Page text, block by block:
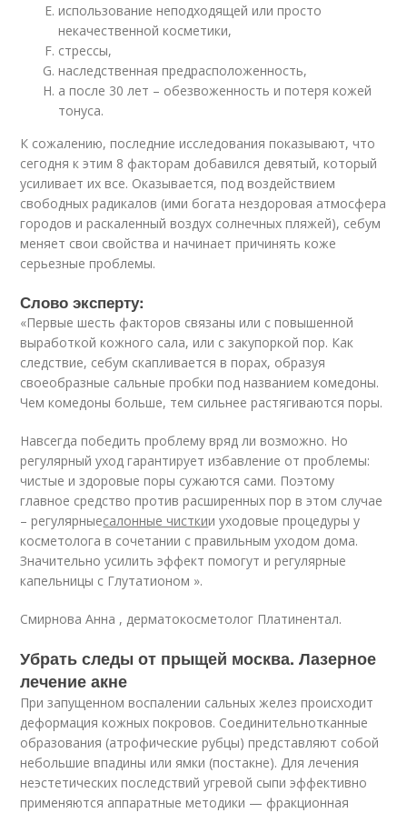
использование неподходящей или просто
некачественной косметики,
стрессы,
наследственная предрасположенность,
а после 30 лет – обезвоженность и потеря кожей
тонуса.
К сожалению, последние исследования показывают, что
сегодня к этим 8 факторам добавился девятый, который
усиливает их все. Оказывается, под воздействием
свободных радикалов (ими богата нездоровая атмосфера
городов и раскаленный воздух солнечных пляжей), себум
меняет свои свойства и начинает причинять коже
серьезные проблемы.
Слово эксперту:
«Первые шесть факторов связаны или с повышенной
выработкой кожного сала, или с закупоркой пор. Как
следствие, себум скапливается в порах, образуя
своеобразные сальные пробки под названием комедоны.
Чем комедоны больше, тем сильнее растягиваются поры.
Навсегда победить проблему вряд ли возможно. Но
регулярный уход гарантирует избавление от проблемы:
чистые и здоровые поры сужаются сами. Поэтому
главное средство против расширенных пор в этом случае
– регулярныесалонные чисткии уходовые процедуры у
косметолога в сочетании с правильным уходом дома.
Значительно усилить эффект помогут и регулярные
капельницы с Глутатионом ».
Смирнова Анна , дерматокосметолог Платинентал.
Убрать следы от прыщей москва. Лазерное
лечение акне
При запущенном воспалении сальных желез происходит
деформация кожных покровов. Соединительнотканные
образования (атрофические рубцы) представляют собой
небольшие впадины или ямки (постакне). Для лечения
неэстетических последствий угревой сыпи эффективно
применяются аппаратные методики — фракционная